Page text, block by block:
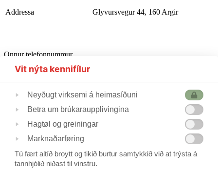
Addressa
Glyvursvegur 44, 160 Argir
Onnur telefonnummur
Starvsfólkarúm
Førleikastovan
Heilsufrøðingur
302510
222445
562355
Varaskúlastjórin
Skrivstovukvinnan
227244 / 223690
506088
215388/211744
Vit nýta kennifílur
Neyðugt virksemi á heimasíðuni
Betra um brúkaraupplivingina
Hagtøl og greiningar
Marknaðarføring
Tú fært altíð broytt og tikið burtur samtykkið við at trýsta á
tannhjólið niðast til vinstru.